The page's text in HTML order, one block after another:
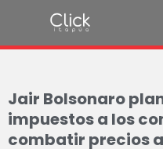
Jair Bolsonaro
impuestos a los
combatir precios